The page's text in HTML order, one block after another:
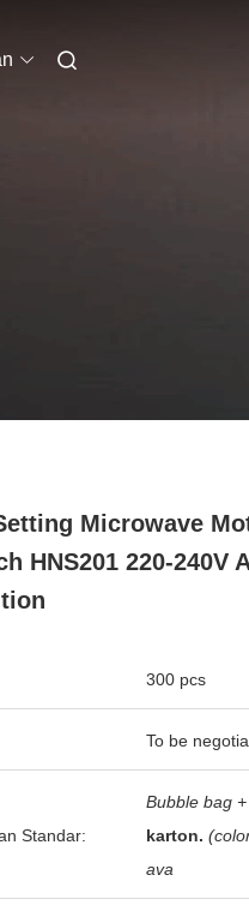
Microwave
HNS201 220-240V
300 pcs
To be
Standar:
Bubble bag +
karton.
ava